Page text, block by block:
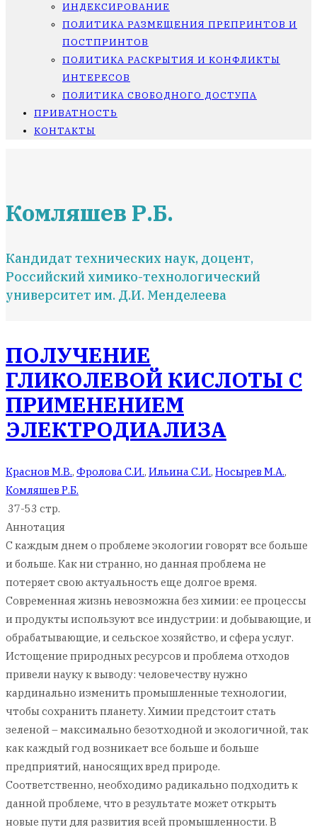
ИНДЕКСИРОВАНИЕ
ПОЛИТИКА РАЗМЕЩЕНИЯ ПРЕПРИНТОВ И
ПОСТПРИНТОВ
ПОЛИТИКА РАСКРЫТИЯ И КОНФЛИКТЫ
ИНТЕРЕСОВ
ПОЛИТИКА СВОБОДНОГО ДОСТУПА
ПРИВАТНОСТЬ
КОНТАКТЫ
Комляшев Р.Б.
Кандидат технических наук, доцент,
Российский химико-технологический
университет им. Д.И. Менделеева
ПОЛУЧЕНИЕ
ГЛИКОЛЕВОЙ КИСЛОТЫ С
ПРИМЕНЕНИЕМ
ЭЛЕКТРОДИАЛИЗА
Краснов М.В., Фролова С.И., Ильина С.И., Носырев М.А.,
Комляшев Р.Б.
37-53 стр.
Аннотация
С каждым днем о проблеме экологии говорят все больше
и больше. Как ни странно, но данная проблема не
потеряет свою актуальность еще долгое время.
Современная жизнь невозможна без химии: ее процессы
и продукты используют все индустрии: и добывающие, и
обрабатывающие, и сельское хозяйство, и сфера услуг.
Истощение природных ресурсов и проблема отходов
привели науку к выводу: человечеству нужно
кардинально изменить промышленные технологии,
чтобы сохранить планету. Химии предстоит стать
зеленой – максимально безотходной и экологичной, так
как каждый год возникает все больше и больше
предприятий, наносящих вред природе.
Соответственно, необходимо радикально подходить к
данной проблеме, что в результате может открыть
новые пути для развития всей промышленности. В